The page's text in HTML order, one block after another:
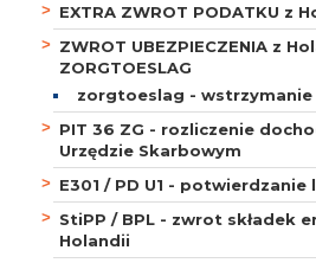
EXTRA ZWROT PODATKU z
ZWROT UBEZPIECZENIA z
ZORGTOESLAG
zorgtoeslag - wstrzymanie
PIT 36 ZG - rozliczenie
Urzędzie Skarbowym
E301 / PD U1 -
StiPP / BPL - zwrot składek
Holandii